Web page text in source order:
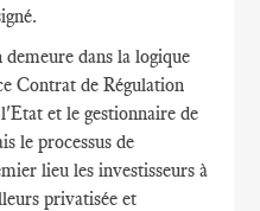
dans la logique
Contrat de Régulation
et le gestionnaire de
le processus de
lieu les investisseurs à
privatisée et